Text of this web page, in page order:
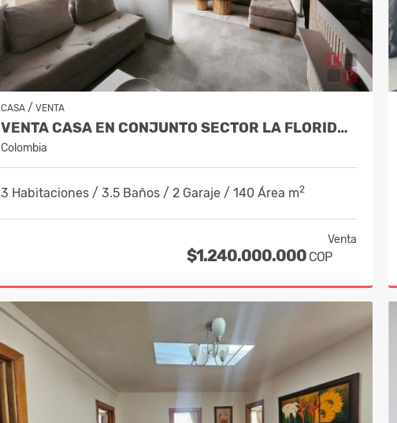
CASA / VENTA
VENTA CASA EN CONJUNTO SECTOR LA FLORIDA, VILLAMARIA COD 9910660
Colombia
3 Habitaciones / 3.5 Baños / 2 Garaje / 140 Área m2
Venta
$1.240.000.000 COP